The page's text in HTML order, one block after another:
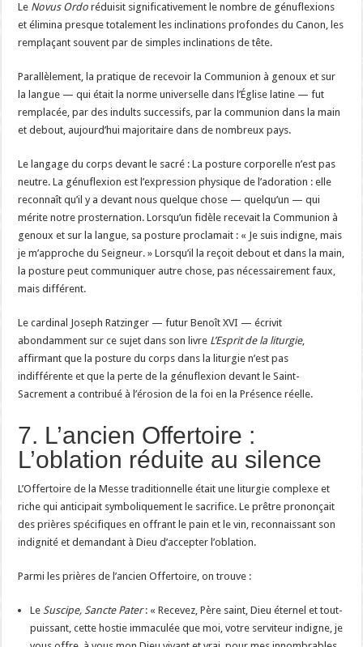
Le Novus Ordo réduisit significativement le nombre de génuflexions
et élimina presque totalement les inclinations profondes du Canon, les
remplaçant souvent par de simples inclinations de tête.
Parallèlement, la pratique de recevoir la Communion à genoux et sur
la langue — qui était la norme universelle dans l’Église latine — fut
remplacée, par des indults successifs, par la communion dans la main
et debout, aujourd’hui majoritaire dans de nombreux pays.
Le langage du corps devant le sacré : La posture corporelle n’est pas
neutre. La génuflexion est l’expression physique de l’adoration : elle
reconnaît qu’il y a devant nous quelque chose — quelqu’un — qui
mérite notre prosternation. Lorsqu’un fidèle recevait la Communion à
genoux et sur la langue, sa posture proclamait : « Je suis indigne, mais
je m’approche du Seigneur. » Lorsqu’il la reçoit debout et dans la main,
la posture peut communiquer autre chose, pas nécessairement faux,
mais différent.
Le cardinal Joseph Ratzinger — futur Benoît XVI — écrivit
abondamment sur ce sujet dans son livre L’Esprit de la liturgie,
affirmant que la posture du corps dans la liturgie n’est pas
indifférente et que la perte de la génuflexion devant le Saint-
Sacrement a contribué à l’érosion de la foi en la Présence réelle.
7. L’ancien Offertoire :
L’oblation réduite au silence
L’Offertoire de la Messe traditionnelle était une liturgie complexe et
riche qui anticipait symboliquement le sacrifice. Le prêtre prononçait
des prières spécifiques en offrant le pain et le vin, reconnaissant son
indignité et demandant à Dieu d’accepter l’oblation.
Parmi les prières de l’ancien Offertoire, on trouve :
LeSuscipe, Sancte Pater: « Recevez, Père saint, Dieu éternel et tout-
puissant, cette hostie immaculée que moi, votre serviteur indigne, je